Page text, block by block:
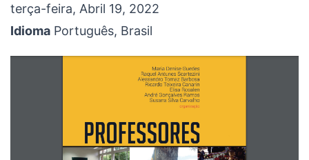
terça-feira, Abril 19, 2022
Idioma Português, Brasil